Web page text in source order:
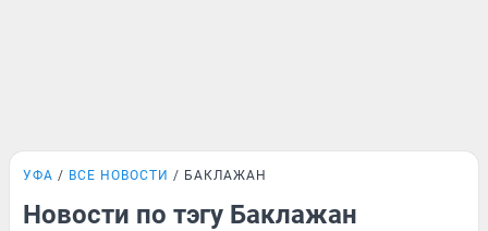
УФА ВСЕ НОВОСТИ БАКЛАЖАН
Новости по тэгу Баклажан